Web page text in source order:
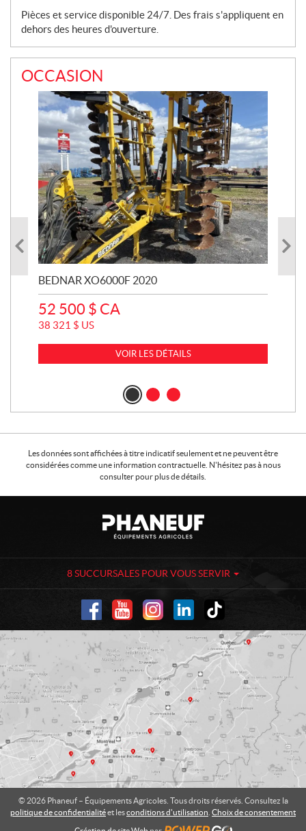
Pièces et service disponible 24/7. Des frais s'appliquent en
dehors des heures d'ouverture.
OCCASION
BEDNAR XO6000F 2020
52 500 $ CA
38 321 $ US
VOIR LES DÉTAILS
Les données sont affichées à titre indicatif seulement et ne peuvent être
considérées comme une information contractuelle. N'hésitez pas à nous
consulter pour plus de détails.
t
c
n
u
É
q
u
i
p
e
m
e
n
s
8 SUCCURSALES POUR VOUS SERVIR
© 2026 Phaneuf – Équipements Agricoles. Tous droits réservés. Consultez la
politique de confidentialitéet lesconditions d'utilisation Choix de consentement